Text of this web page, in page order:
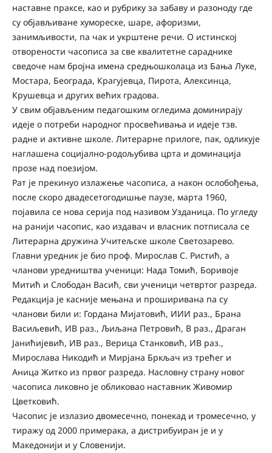
наставне праксе, као и рубрику за забаву и разоноду где
су објављиване хумореске, шаре, афоризми,
занимљивости, па чак и укрштене речи. О истинској
отворености часописа за све квалитетне сараднике
сведоче нам бројна имена средњошколаца из Бања Луке,
Мостара, Београда, Крагујевца, Пирота, Алексинца,
Крушевца и других већих градова.
У свим објављеним педагошким огледима доминирају
идеје о потреби народног просвећивања и идеје тзв.
радне и активне школе. Литерарне прилоге, пак, одликује
наглашена социјално-родољубива црта и доминација
прозе над поезијом.
Рат је прекинуо излажење часописа, а након ослобођења,
после скоро двадесетогодишње паузе, марта 1960,
појавила се нова серија под називом Узданица. По угледу
на ранији часопис, као издавач и власник потписала се
Литерарна дружина Учитељске школе Светозарево.
Главни уредник је био проф. Мирослав С. Ристић, а
чланови уредништва ученици: Нада Томић, Боривоје
Митић и Слободан Васић, сви ученици четвртог разреда.
Редакција је касније мењана и проширивана па су
чланови били и: Гордана Мијатовић, ИИИ раз., Брана
Васиљевић, ИВ раз., Љиљана Петровић, В раз., Драган
Јанићијевић, ИВ раз., Верица Станковић, ИВ раз.,
Мирослава Никодић и Мирјана Бркљач из трећег и
Аница Житко из првог разреда. Насловну страну новог
часописа ликовно је обликовао наставник Живомир
Цветковић.
Часопис је излазио двомесечно, понекад и тромесечно, у
тиражу од 2000 примерака, а дистрибуиран је и у
Македонији и у Словенији.